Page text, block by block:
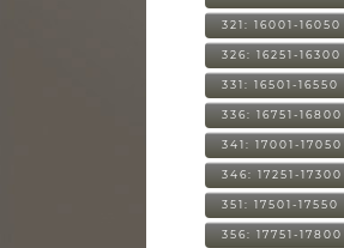
321: 16001-16050
326: 16251-16300
331: 16501-16550
336: 16751-16800
341: 17001-17050
346: 17251-17300
351: 17501-17550
356: 17751-17800